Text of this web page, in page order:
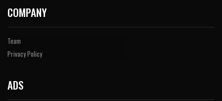
COMPANY
Team
Privacy Policy
ADS